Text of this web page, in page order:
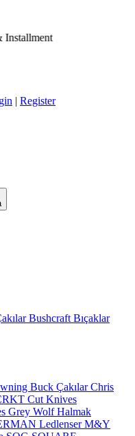
| Register
Bushcraft Bıçaklar
Buck ÇakılarChris
Cut Knives
Grey WolfHalmak
LedlenserM&Y